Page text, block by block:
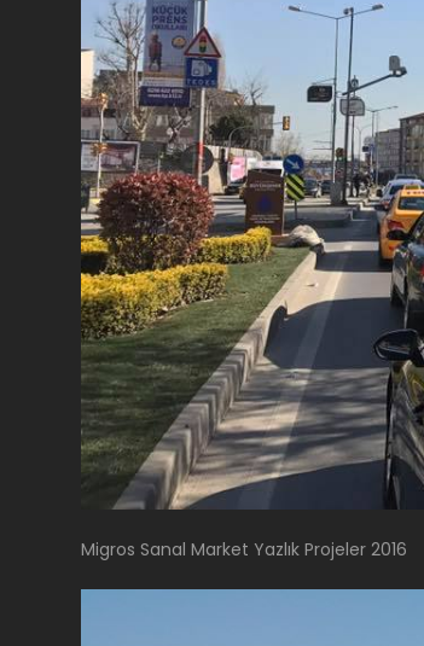
Migros Sanal Market Yazlık Projeler 2016